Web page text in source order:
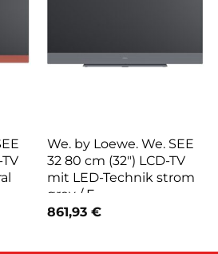
We. by Loewe. We. SEE
32 80 cm (32″) LCD-TV
mit LED-Technik strom
grey / F
861,93 €